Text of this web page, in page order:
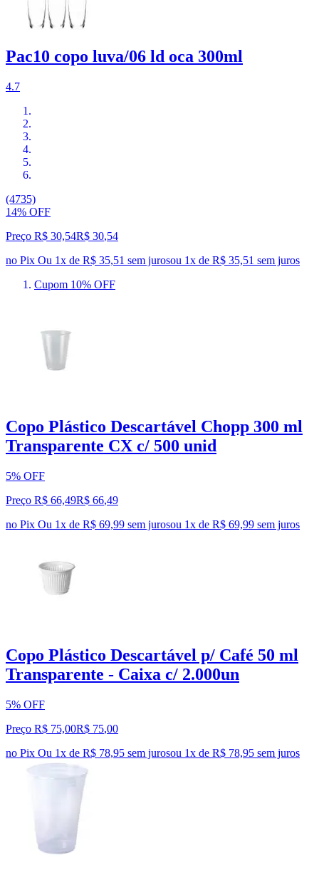
Pac10 copo luva/06 ld oca 300ml
4.7
(4735)
14% OFF
Preço R$ 30,54R$ 30,54
no Pix Ou 1x de R$ 35,51 sem jurosou 1x de R$ 35,51 sem juros
Cupom 10% OFF
Copo Plástico Descartável Chopp 300 ml
Transparente CX c/ 500 unid
5% OFF
Preço R$ 66,49R$ 66,49
no Pix Ou 1x de R$ 69,99 sem jurosou 1x de R$ 69,99 sem juros
Copo Plástico Descartável p/ Café 50 ml
Transparente - Caixa c/ 2.000un
5% OFF
Preço R$ 75,00R$ 75,00
no Pix Ou 1x de R$ 78,95 sem jurosou 1x de R$ 78,95 sem juros